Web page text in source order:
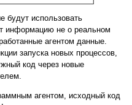
будут использовать
информацию не о реальном
агентом данные.
запуска новых процессов,
код через новые
агентом, исходный код